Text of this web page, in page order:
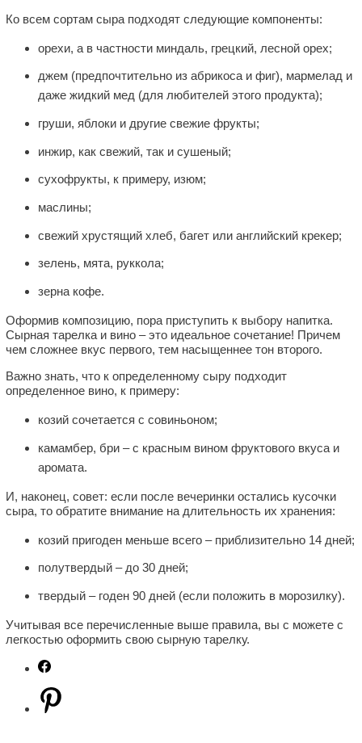
Ко всем сортам сыра подходят следующие компоненты:
орехи, а в частности миндаль, грецкий, лесной орех;
джем (предпочтительно из абрикоса и фиг), мармелад и
даже жидкий мед (для любителей этого продукта);
груши, яблоки и другие свежие фрукты;
инжир, как свежий, так и сушеный;
сухофрукты, к примеру, изюм;
маслины;
свежий хрустящий хлеб, багет или английский крекер;
зелень, мята, руккола;
зерна кофе.
Оформив композицию, пора приступить к выбору напитка.
Сырная тарелка и вино – это идеальное сочетание! Причем
чем сложнее вкус первого, тем насыщеннее тон второго.
Важно знать, что к определенному сыру подходит
определенное вино, к примеру:
козий сочетается с совиньоном;
камамбер, бри – с красным вином фруктового вкуса и
аромата.
И, наконец, совет: если после вечеринки остались кусочки
сыра, то обратите внимание на длительность их хранения:
козий пригоден меньше всего – приблизительно 14 дней;
полутвердый – до 30 дней;
твердый ‒ годен 90 дней (если положить в морозилку).
Учитывая все перечисленные выше правила, вы с можете с
легкостью оформить свою сырную тарелку.